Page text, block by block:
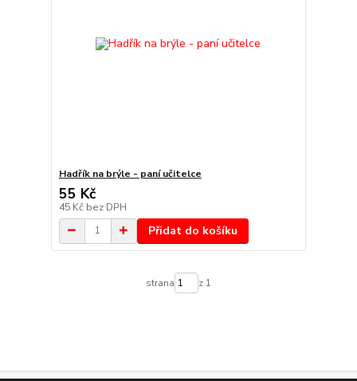
Hadřík na brýle - paní učitelce
55 Kč
45 Kč bez DPH
Přidat do košíku
strana z 1